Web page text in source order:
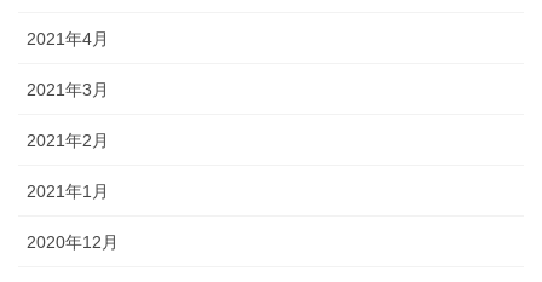
2021年4月
2021年3月
2021年2月
2021年1月
2020年12月